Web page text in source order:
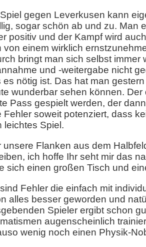
gegen Leverkusen kann
sogar schön ab und zu. Man
positiv und der Kampf wird
von einem wirklich
bringt man sich selbst immer
und -weitergabe nicht
es nötig ist. Das hat man
wunderbar sehen können.
Pass gespielt werden, der
Fehler soweit potenziert, dass
leichtes Spiel.
unsere Flanken aus dem
ich hoffe Ihr seht mir das
sich einen großen Tisch und
Fehler die einfach mit
alles besser geworden und
Spieler ergibt schon
augenscheinlich
wenig noch einen Physik-